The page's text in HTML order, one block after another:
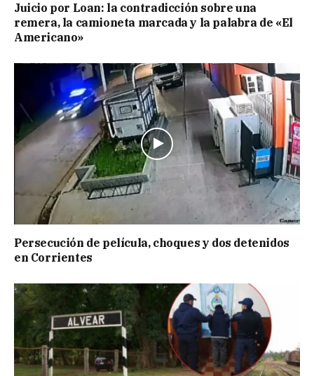
Juicio por Loan: la contradicción sobre una
remera, la camioneta marcada y la palabra de «El
Americano»
Persecución de película, choques y dos detenidos
en Corrientes